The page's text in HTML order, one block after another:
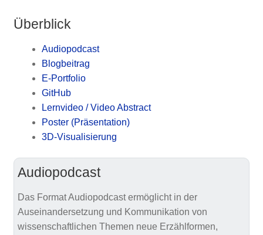
Überblick
Audiopodcast
Blogbeitrag
E-Portfolio
GitHub
Lernvideo / Video Abstract
Poster (Präsentation)
3D-Visualisierung
Audiopodcast
Das Format Audiopodcast ermöglicht in der
Auseinandersetzung und Kommunikation von
wissenschaftlichen Themen neue Erzählformen,